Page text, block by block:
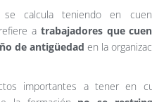
se calcula teniendo en
a trabajadores que
de antigüedad en la
importantes a tener en